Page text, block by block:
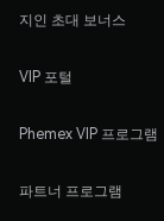
지인 초대 보너스
VIP 포털
Phemex VIP 프로그램
파트너 프로그램